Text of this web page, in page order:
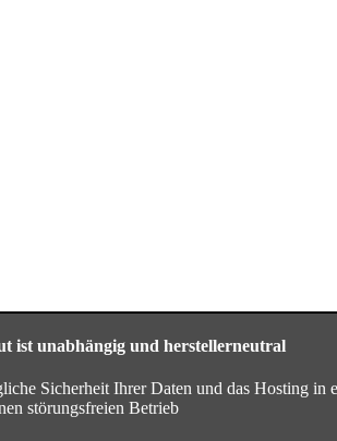
ist unabhängig und herstellerneutral
Sicherheit Ihrer Daten und das Hosting in
störungsfreien Betrieb